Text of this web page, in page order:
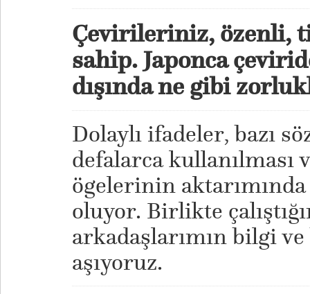
Çevirileriniz, özenli,
sahip. Japonca
dışında ne gibi
Dolaylı ifadeler, bazı
defalarca kullanılması
ögelerinin aktarımında
oluyor. Birlikte
arkadaşlarımın bilgi
aşıyoruz.